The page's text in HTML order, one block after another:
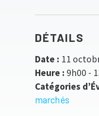
DÉTAILS
Date : 11
Heure : 9h00 -
Catégories
marchés